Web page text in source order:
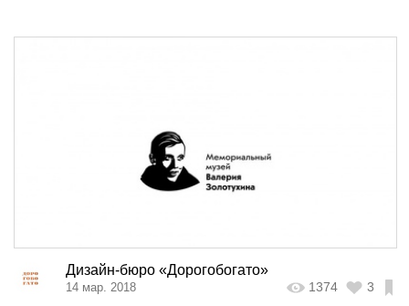
Дизайн-бюро «Дорогобогато»
14 мар. 2018 1374 3